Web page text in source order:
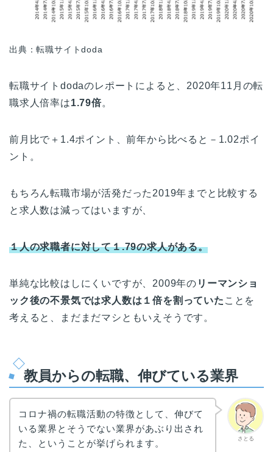
出典：転職サイトdoda
転職サイトdodaのレポートによると、2020年11月の転
職求人倍率は1.79倍。
前月比で＋1.4ポイント、前年から比べると－1.02ポイ
ント。
もちろん転職市場が活発だった2019年までと比較する
と求人数は減ってはいますが、
１人の求職者に対して１.79の求人がある。
単純な比較はしにくいですが、2009年の リーマンショ
ック後の不景気では求人数は１倍を割っていた ことを
考えると、まだまだマシともいえそうです。
教員からの転職、伸びている業界
さとる
コロナ禍の転職活動の特徴として、伸びて
いる業界とそうでない業界があぶり出され
た、ということが挙げられます。